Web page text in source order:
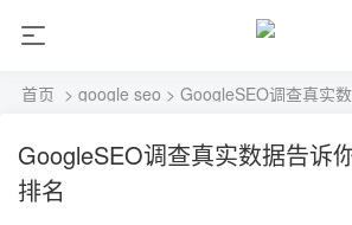
首页 > google seo > GoogleSEO调查真实数据
GoogleSEO调查真实数据告诉
排名